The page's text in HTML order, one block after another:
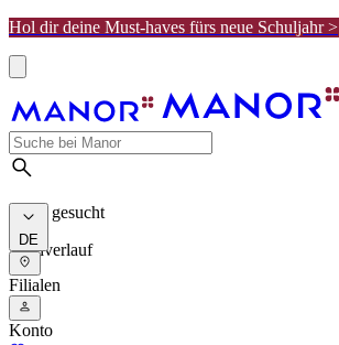
Hol dir deine Must-haves fürs neue Schuljahr >
Meist gesucht
Suchverlauf
DE
Filialen
Konto